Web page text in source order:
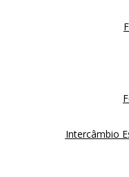
Intercâmbio